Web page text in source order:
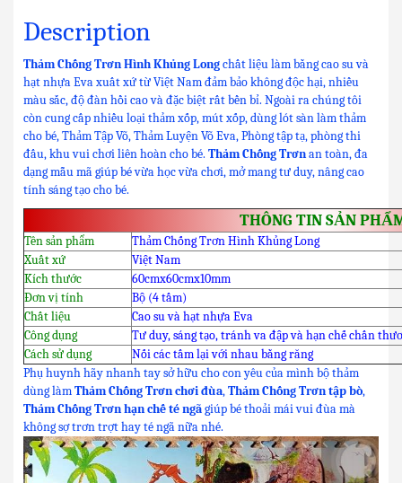
Description
Thảm Chống Trơn Hình Khủng Longchất liệu làm bằng cao su và
hạt nhựa Eva xuất xứ từ Việt Nam đảm bảo không độc hại, nhiều
màu sắc, độ đàn hồi cao và đặc biệt rất bền bỉ. Ngoài ra chúng tôi
còn cung cấp nhiều loại thảm xốp, mút xốp, dùng lót sàn làm thảm
cho bé, Thảm Tập Võ, Thảm Luyện Võ Eva, Phòng tập tạ, phòng thi
đấu, khu vui chơi liên hoàn cho bé. Thảm Chống Trơnan toàn, đa
dạng mẫu mã giúp bé vừa học vừa chơi, mở mang tư duy, nâng cao
tính sáng tạo cho bé.
THÔNG TIN SẢN
Tên sản phẩm
Thảm Chống Trơn Hình Khủng Long
Xuất xứ
Việt Nam
Kích thước
60cmx60cmx10mm
Đơn vị tính
Bộ (4 tấm)
Chất liệu
Cao su và hạt nhựa Eva
Công dụng
Tư duy, sáng tạo, tránh va đập và hạn chế chấn
Cách sử dụng
Nối các tấm lại với nhau bằng răng
Phụ huynh hãy nhanh tay sở hữu cho con yêu của mình bộ thảm
dùng làmThảm Chống Trơn chơi đùa,Thảm Chống Trơn tập bò,
Thảm Chống Trơn hạn chế té ngãgiúp bé thoải mái vui đùa mà
không sợ trơn trợt hay té ngã nữa nhé.